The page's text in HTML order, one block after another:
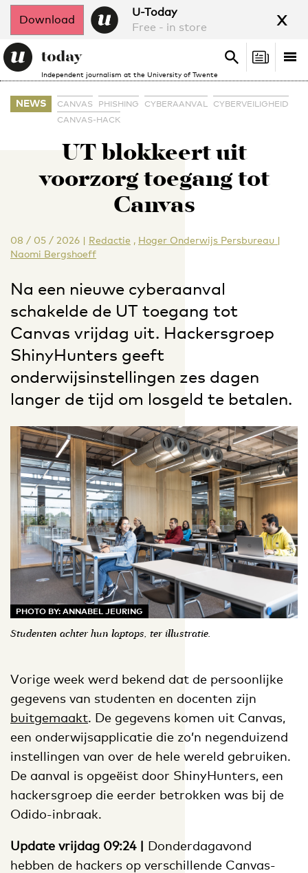
Download
U-Today
Free - in store
x
Independent journalism at the University of Twente
Search
Search
NEWS CANVAS PHISHING CYBERAANVAL
CYBERVEILIGHEID
CANVAS-HACK
UT blokkeert uit
voorzorg toegang tot
Canvas
08 / 05 / 2026 | Redactie , Hoger Onderwijs Persbureau |
Naomi Bergshoeff
Na een nieuwe cyberaanval
schakelde de UT toegang tot
Canvas vrijdag uit. Hackersgroep
ShinyHunters geeft
onderwijsinstellingen zes dagen
langer de tijd om losgeld te betalen.
PHOTO BY: ANNABEL JEURING
Studenten achter hun laptops, ter illustratie.
Vorige week werd bekend dat de persoonlijke
gegevens van studenten en docenten zijn
buitgemaakt. De gegevens komen uit Canvas,
een onderwijsapplicatie die zo’n negenduizend
instellingen van over de hele wereld gebruiken.
De aanval is opgeëist door ShinyHunters, een
hackersgroep die eerder betrokken was bij de
Odido-inbraak.
Update vrijdag 09:24 | Donderdagavond
hebben de hackers op verschillende Canvas-